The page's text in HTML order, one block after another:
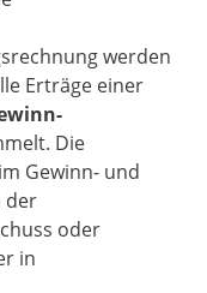
werden
Erträge einer
Die
Gewinn- und
der
oder
in